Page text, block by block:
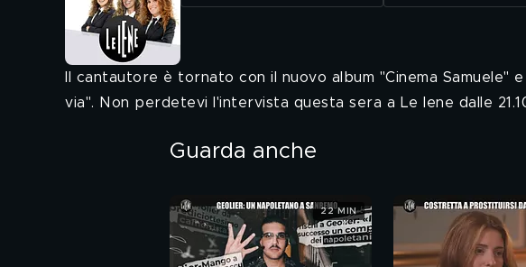
Il cantautore è tornato con il nuovo album "Cinema Samuele"
via". Non perdetevi l'intervista questa sera a Le Iene dalle
Guarda anche
22 MIN